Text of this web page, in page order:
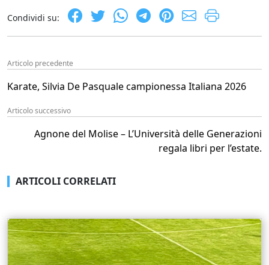
Condividi su:
Articolo precedente
Karate, Silvia De Pasquale campionessa Italiana 2026
Articolo successivo
Agnone del Molise – L’Università delle Generazioni
regala libri per l’estate.
ARTICOLI CORRELATI